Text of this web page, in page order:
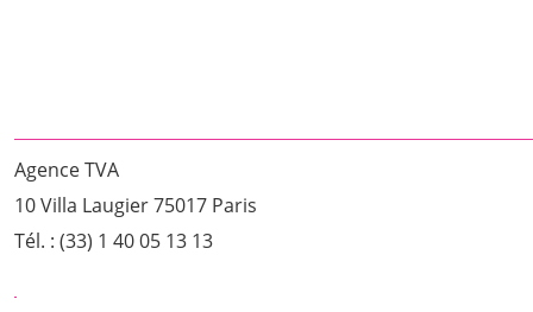
Agence TVA
10 Villa Laugier 75017 Paris
Tél. : (33) 1 40 05 13 13